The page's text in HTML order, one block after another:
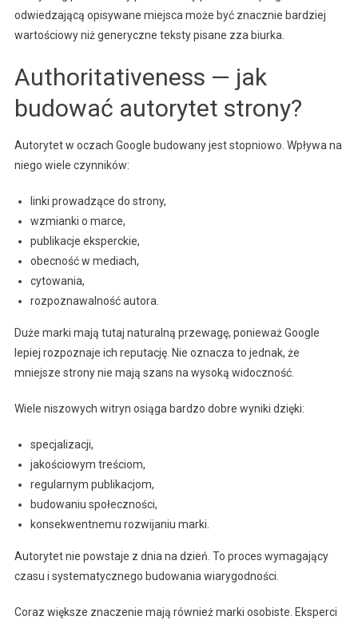
odwiedzającą opisywane miejsca może być znacznie bardziej
wartościowy niż generyczne teksty pisane zza biurka.
Authoritativeness — jak
budować autorytet strony?
Autorytet w oczach Google budowany jest stopniowo. Wpływa na
niego wiele czynników:
linki prowadzące do strony,
wzmianki o marce,
publikacje eksperckie,
obecność w mediach,
cytowania,
rozpoznawalność autora.
Duże marki mają tutaj naturalną przewagę, ponieważ Google
lepiej rozpoznaje ich reputację. Nie oznacza to jednak, że
mniejsze strony nie mają szans na wysoką widoczność.
Wiele niszowych witryn osiąga bardzo dobre wyniki dzięki:
specjalizacji,
jakościowym treściom,
regularnym publikacjom,
budowaniu społeczności,
konsekwentnemu rozwijaniu marki.
Autorytet nie powstaje z dnia na dzień. To proces wymagający
czasu i systematycznego budowania wiarygodności.
Coraz większe znaczenie mają również marki osobiste. Eksperci